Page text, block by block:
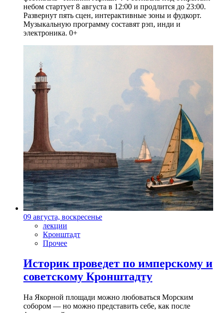
небом стартует 8 августа в 12:00 и продлится до 23:00.
Развернут пять сцен, интерактивные зоны и фудкорт.
Музыкальную программу составят рэп, инди и
электроника. 0+
09 августа, воскресенье
лекции
Кронштадт
Прочее
Историк проведет по имперскому и
советскому Кронштадту
На Якорной площади можно любоваться Морским
собором — но можно представить себе, как после